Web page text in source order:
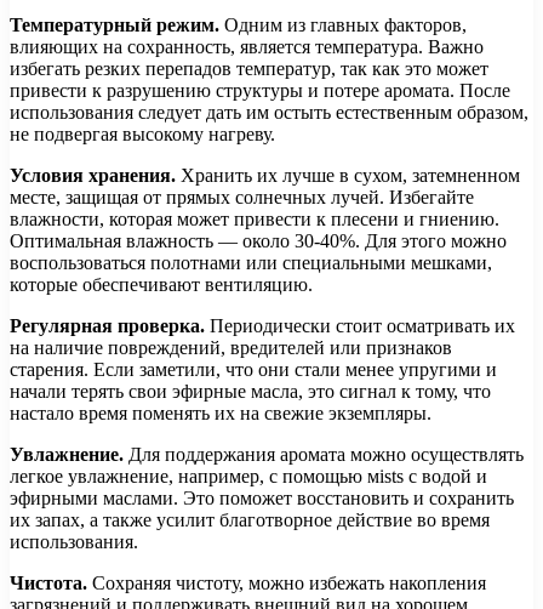
Температурный режим. Одним из главных факторов,
влияющих на сохранность, является температура. Важно
избегать резких перепадов температур, так как это может
привести к разрушению структуры и потере аромата. После
использования следует дать им остыть естественным образом,
не подвергая высокому нагреву.
Условия хранения. Хранить их лучше в сухом, затемненном
месте, защищая от прямых солнечных лучей. Избегайте
влажности, которая может привести к плесени и гниению.
Оптимальная влажность — около 30-40%. Для этого можно
воспользоваться полотнами или специальными мешками,
которые обеспечивают вентиляцию.
Регулярная проверка. Периодически стоит осматривать их
на наличие повреждений, вредителей или признаков
старения. Если заметили, что они стали менее упругими и
начали терять свои эфирные масла, это сигнал к тому, что
настало время поменять их на свежие экземпляры.
Увлажнение. Для поддержания аромата можно осуществлять
легкое увлажнение, например, с помощью мists с водой и
эфирными маслами. Это поможет восстановить и сохранить
их запах, а также усилит благотворное действие во время
использования.
Чистота. Сохраняя чистоту, можно избежать накопления
загрязнений и поддерживать внешний вид на хорошем